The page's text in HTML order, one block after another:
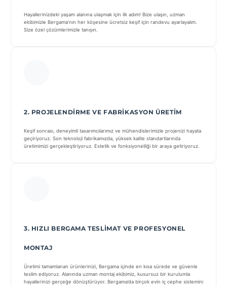
Hayallerinizdeki yaşam alanına ulaşmak için ilk adım! Bize ulaşın, uzman
ekibimizle Bergama’nın her köşesine ücretsiz keşif için randevu ayarlayalım.
Size özel çözümlerimizle tanışın.
2. PROJELENDIRME VE FABRIKASYON ÜRETIM
Keşif sonrası, deneyimli tasarımcılarımız ve mühendislerimizle projenizi hayata
geçiriyoruz. Son teknoloji fabrikamızda, yüksek kalite standartlarında
üretimimizi gerçekleştiriyoruz. Estetik ve fonksiyonelliği bir araya getiriyoruz.
3. HIZLI BERGAMA TESLIMAT VE PROFESYONEL
MONTAJ
Üretimi tamamlanan ürünlerinizi, Bergama içinde en kısa sürede ve güvenle
teslim ediyoruz. Alanında uzman montaj ekibimiz, kusursuz bir kurulumla
hayallerinizi gerçeğe dönüştürüyor. Bergama’da birçok evin iç cephe sistemini